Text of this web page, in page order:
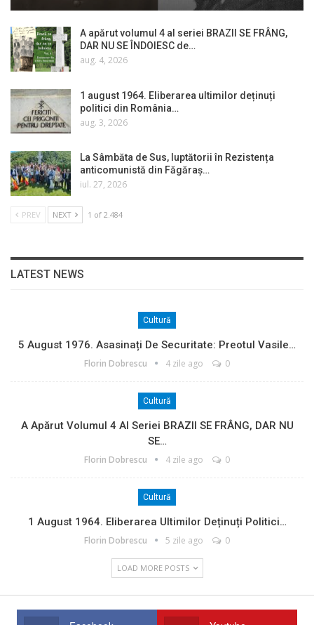
A apărut volumul 4 al seriei BRAZII SE FRÂNG,
DAR NU SE ÎNDOIESC de…
aug. 4, 2026
1 august 1964. Eliberarea ultimilor deținuți
politici din România…
aug. 3, 2026
La Sâmbăta de Sus, luptătorii în Rezistența
anticomunistă din Făgăraș…
iul. 27, 2026
PREV NEXT 1 of 2.484
LATEST NEWS
Cultură
5 August 1976. Asasinați De Securitate: Preotul Vasile…
Florin Dobrescu 4 zile ago 0
Cultură
A Apărut Volumul 4 Al Seriei BRAZII SE FRÂNG, DAR NU
SE…
Florin Dobrescu 4 zile ago 0
Cultură
1 August 1964. Eliberarea Ultimilor Deținuți Politici…
Florin Dobrescu 5 zile ago 0
LOAD MORE POSTS